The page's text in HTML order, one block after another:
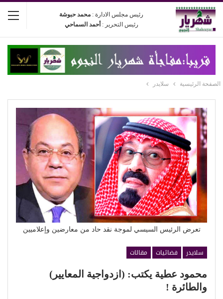
رئيس مجلس الادارة : محمد حبوشة
رئيس التحرير : أحمد السماحي
الصفحة الرئيسية سلايدر
تعرض الرئيس السيسي لموجة نقد حاد من معارضين وإعلاميين
سلايدر فضائيات
مقالات
محمود عطية يكتب: (ازدواجية المعايير)
والطائرة !